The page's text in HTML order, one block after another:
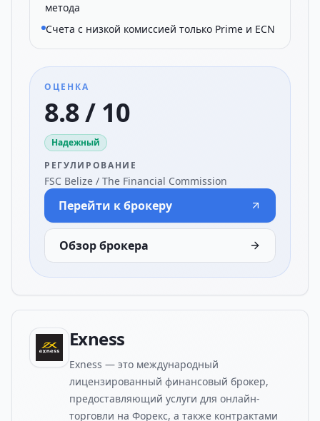
метода
Счета с низкой комиссией только Prime и ECN
ОЦЕНКА
8.8 / 10
Надежный
РЕГУЛИРОВАНИЕ
FSC Belize / The Financial Commission
Перейти к брокеру
Обзор брокера
Exness
Exness — это международный
лицензированный финансовый брокер,
предоставляющий услуги для онлайн-
торговли на Форекс, а также контрактами